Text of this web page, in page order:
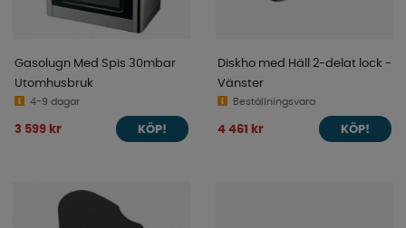
Gasolugn Med Spis 30mbar
Utomhusbruk
4-9 dagar
3 599 kr KÖP!
Diskho med Häll 2-delat lock -
Vänster
Beställningsvara
4 461 kr KÖP!